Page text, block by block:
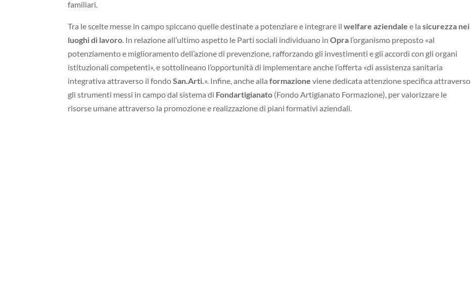
familiari.
Tra le scelte messe in campo spiccano quelle destinate a potenziare e integrare ilwelfare aziendale e lasicurezza nei
luoghi di lavoro. In relazione all’ultimo aspetto le Parti sociali individuano inOpra l’organismo preposto «al
potenziamento e miglioramento dell’azione di prevenzione, rafforzando gli investimenti e gli accordi con gli organi
istituzionali competenti», e sottolineano l’opportunità di implementare anche l’offerta «di assistenza sanitaria
integrativa attraverso il fondoSan.Arti.». Infine, anche allaformazione viene dedicata attenzione specifica attraverso
gli strumenti messi in campo dal sistema di Fondartigianato (Fondo Artigianato Formazione), per valorizzare le
risorse umane attraverso la promozione e realizzazione di piani formativi aziendali.